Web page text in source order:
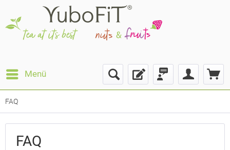
Menü
FAQ
FAQ